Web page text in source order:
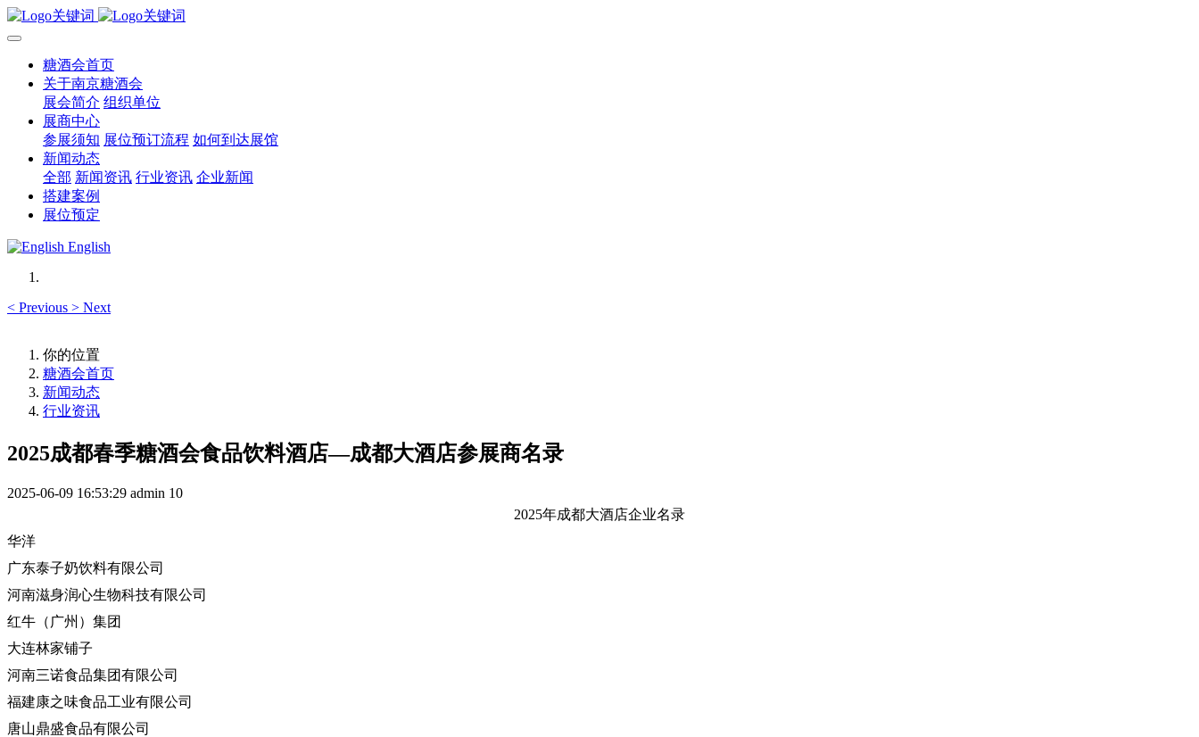
糖酒会首页
关于南京糖酒会
展会简介 组织单位
展商中心
参展须知 展位预订流程 如何到达展馆
新闻动态
全部 新闻资讯 行业资讯 企业新闻
搭建案例
展位预定
English
< Previous > Next
你的位置
糖酒会首页
新闻动态
行业资讯
2025成都春季糖酒会食品饮料酒店—成都大酒店参展商名录
2025-06-09 16:53:29 admin 10
2025年成都大酒店企业名录
华洋
广东泰子奶饮料有限公司
河南滋身润心生物科技有限公司
红牛（广州）集团
大连林家铺子
河南三诺食品集团有限公司
福建康之味食品工业有限公司
唐山鼎盛食品有限公司